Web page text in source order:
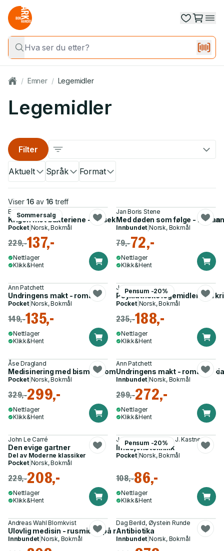
/ Emner / Legemidler
Legemidler
Aktuelt Språk Format
Filter
Viser 16 av 16 treff
Sommersalg
Erik Martiniussen
Krigen mot bakteriene - helsekrisen som truer oss og
Pocket| Norsk, Bokmål
229,-137,-
Nettlager
Klikk&Hent
Jan Boris Stene
Med døden som følge - roman
Innbundet |Norsk, Bokmål
79,-72,-
Nettlager
Klikk&Hent
Ann Patchett
Undringens makt - roman
Pocket| Norsk, Bokmål
149,-135,-
Nettlager
Klikk&Hent
Pensum -20%
Joanna Moncrieff
Psykiatriske legemidler - en
Pocket| Norsk, Bokmål
235,-188,-
Nettlager
Klikk&Hent
Åse Dragland
Medisinering med bismak - om forbruket av medisiner i
Pocket| Norsk, Bokmål
329,-299,-
Nettlager
Klikk&Hent
Ann Patchett
Undringens makt - roman
Innbundet |Norsk, Bokmål
299,-272,-
Nettlager
Klikk&Hent
John Le Carré
Den evige gartner
Del av Moderne klassiker
Pocket| Norsk, Bokmål
229,-208,-
Nettlager
Klikk&Hent
Pensum -20%
Johan Irgens, Bjarne J. Kastnes
Infusjonsteknikk
Pocket| Norsk, Bokmål
108,-86,-
Nettlager
Klikk&Hent
Andreas Wahl Blomkvist
Ulovlig medisin - rusmidler på resept
Innbundet |Norsk, Bokmål
Dag Berild, Øystein Runde
Antibiotika
Innbundet |Norsk, Bokmål